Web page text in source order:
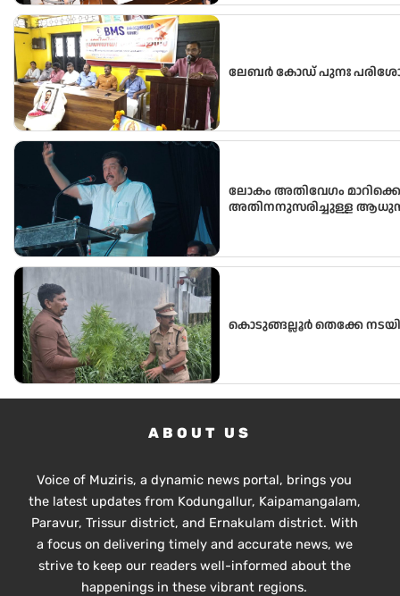
ലേബർ കോഡ് പുനഃ
ലോകം അതിവേഗം
അതിനനുസരിച്ചുള്ള
കൊടുങ്ങല്ലൂർ തെക്കേ
ABOUT US
Voice of Muziris, a dynamic news portal, brings you
the latest updates from Kodungallur, Kaipamangalam,
Paravur, Trissur district, and Ernakulam district. With
a focus on delivering timely and accurate news, we
strive to keep our readers well-informed about the
happenings in these vibrant regions.